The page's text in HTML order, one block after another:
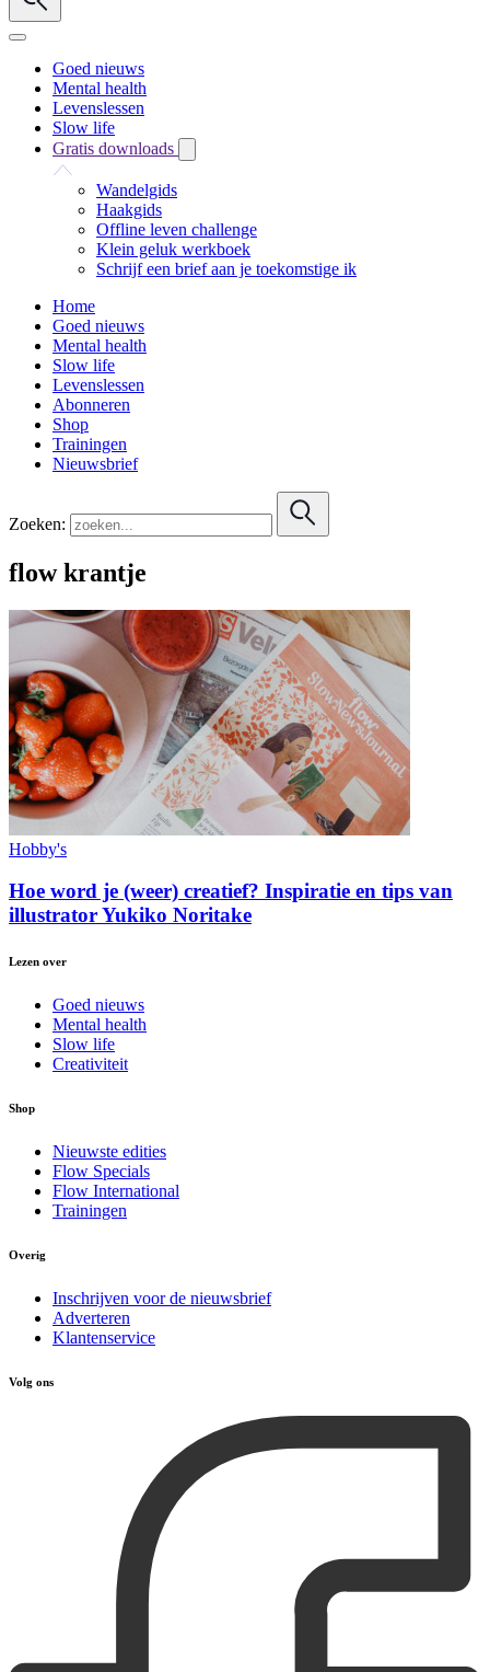
Goed nieuws
Mental health
Levenslessen
Slow life
Gratis downloads
Wandelgids
Haakgids
Offline leven challenge
Klein geluk werkboek
Schrijf een brief aan je toekomstige ik
Home
Goed nieuws
Mental health
Slow life
Levenslessen
Abonneren
Shop
Trainingen
Nieuwsbrief
Zoeken:
flow krantje
Hobby's
Hoe word je (weer) creatief? Inspiratie en tips van
illustrator Yukiko Noritake
Lezen over
Goed nieuws
Mental health
Slow life
Creativiteit
Shop
Nieuwste edities
Flow Specials
Flow International
Trainingen
Overig
Inschrijven voor de nieuwsbrief
Adverteren
Klantenservice
Volg ons